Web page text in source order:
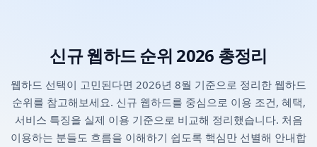
신규 웹하드 순위 2026 총정리
웹하드 선택이 고민된다면 2026년 8월 기준으로 정리한 웹하드
순위를 참고해보세요. 신규 웹하드를 중심으로 이용 조건, 혜택,
서비스 특징을 실제 이용 기준으로 비교해 정리했습니다. 처음
이용하는 분들도 흐름을 이해하기 쉽도록 핵심만 선별해 안내합